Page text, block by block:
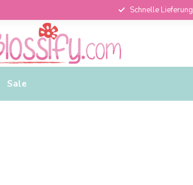
Schnelle Lieferung
Sale